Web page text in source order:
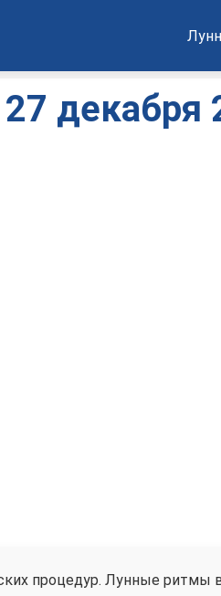
декабря
процедур. Лунные ритмы